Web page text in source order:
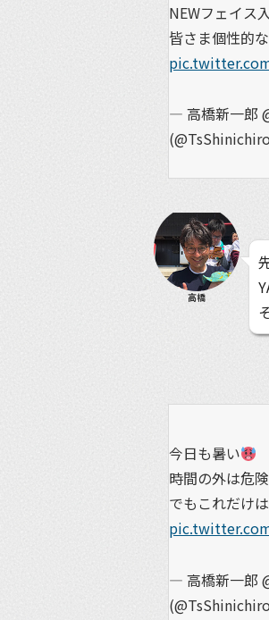
NEWフェイス
皆さま個性的
— 高橋新一郎
高橋
今日も暑い
時間の外は危
でもこれだけ
— 高橋新一郎